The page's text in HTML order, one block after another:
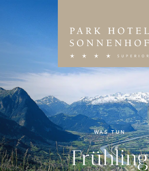
WAS TUN
Frühling